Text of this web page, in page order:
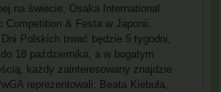
na świecie, Osaka International
Competition & Festa w Japonii.
Polskich trwać będzie 5 tygodni,
18 października, a w bogatym
każdy zainteresowany znajdzie
reprezentowali: Beata Kiebuła,